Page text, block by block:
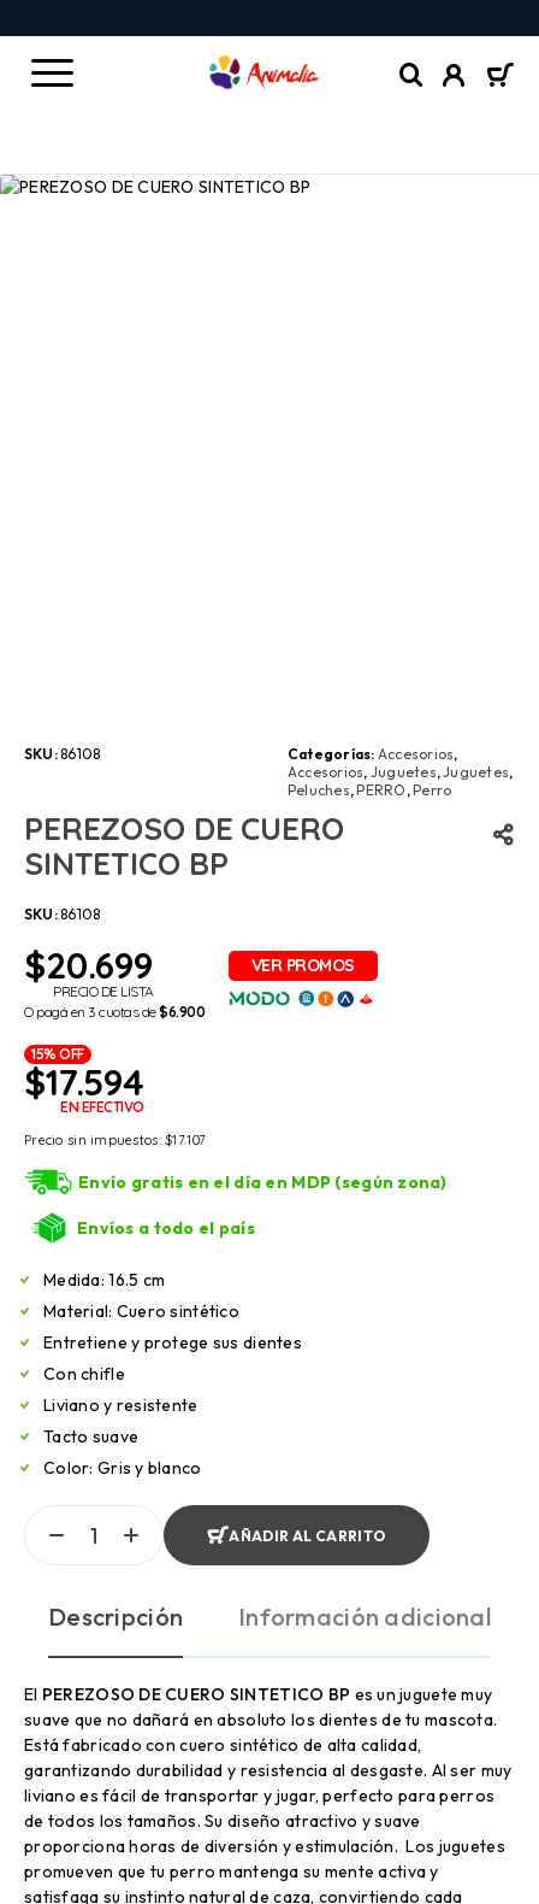
SKU:86108 Categorías: Accesorios,
Accesorios, Juguetes,Juguetes,
Peluches,PERRO ,Perro
PEREZOSO DE CUERO
SINTETICO BP
SKU:86108
$20.699
PRECIO DE LISTA
O pagá en 3 cuotas de$6.900
15% OFF
$17.594
EN EFECTIVO
Precio sin impuestos:$17.107
Envío gratis en el día en MDP (según zona)
Envíos a todo el país
Medida: 16.5 cm
Material: Cuero sintético
Entretiene y protege sus dientes
Con chifle
Liviano y resistente
Tacto suave
Color: Gris y blanco
AÑADIR AL CARRITO
Descripción Información adicional
El PEREZOSO DE CUERO SINTETICO BP es un juguete muy
suave que no dañará en absoluto los dientes de tu mascota.
Está fabricado con cuero sintético de alta calidad,
garantizando durabilidad y resistencia al desgaste. Al ser muy
liviano es fácil de transportar y jugar, perfecto para perros
de todos los tamaños. Su diseño atractivo y suave
proporciona horas de diversión y estimulación. Los juguetes
promueven que tu perro mantenga su mente activa y
satisfaga su instinto natural de caza, convirtiendo cada